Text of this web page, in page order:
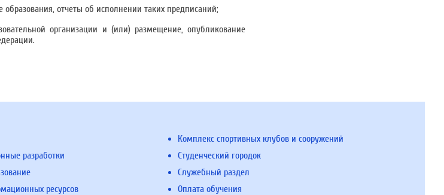
отчеты об исполнении таких предписаний;
организации и (или) размещение, опубликование
разработки
ресурсов
Комплекс спортивных клубов и сооружений
Студенческий городок
Служебный раздел
Оплата обучения